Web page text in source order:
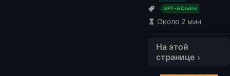
GPT-5 Codex
Около 2 мин
На этой
странице
Введение